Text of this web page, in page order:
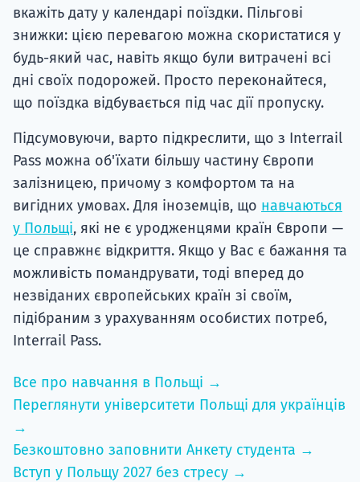
вкажіть дату у календарі поїздки. Пільгові
знижки: цією перевагою можна скористатися у
будь-який час, навіть якщо були витрачені всі
дні своїх подорожей. Просто переконайтеся,
що поїздка відбувається під час дії пропуску.
Підсумовуючи, варто підкреслити, що з Interrail
Pass можна об'їхати більшу частину Європи
залізницею, причому з комфортом та на
вигідних умовах. Для іноземців, що навчаються
у Польщі, які не є уродженцями країн Європи —
це справжнє відкриття. Якщо у Вас є бажання та
можливість помандрувати, тоді вперед до
незвіданих європейських країн зі своїм,
підібраним з урахуванням особистих потреб,
Interrail Pass.
Все про навчання в Польщі →
Переглянути університети Польщі для українців
→
Безкоштовно заповнити Анкету студента →
Вступ у Польщу 2027 без стресу →